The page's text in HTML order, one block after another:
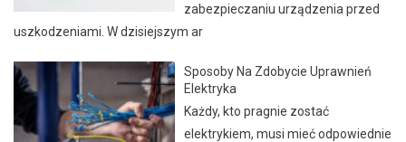
zabezpieczaniu urządzenia przed
uszkodzeniami. W dzisiejszym ar
Sposoby Na Zdobycie Uprawnień
Elektryka
Każdy, kto pragnie zostać
elektrykiem, musi mieć odpowiednie